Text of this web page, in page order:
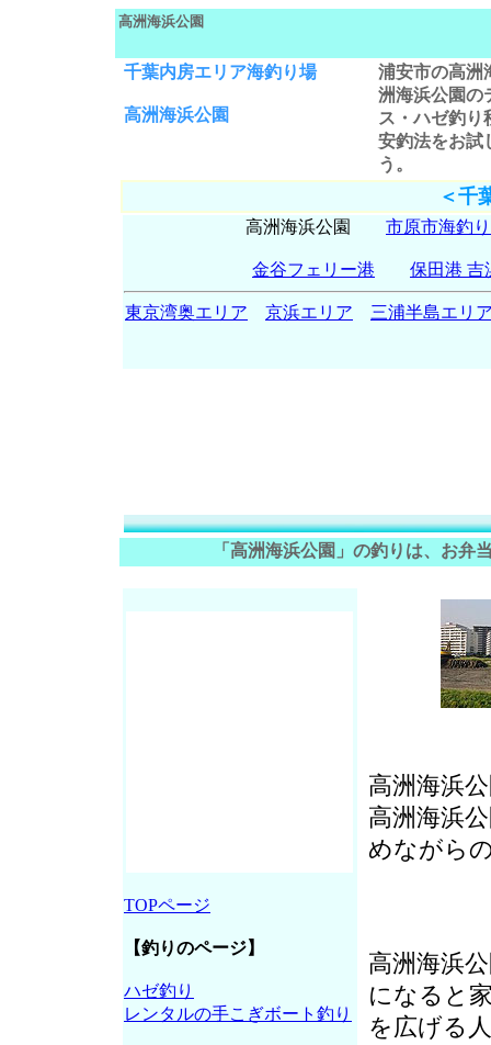
高洲海浜公園
千葉内房エリア海釣り場
高洲海浜公園
浦安市の高洲
洲海浜公園の
ス・ハゼ釣り
安釣法をお試
う。
＜千
高洲海浜公園 市原市海釣
金谷フェリー港 保田港 吉
東京湾奥エリア 京浜エリア 三浦半島エリ
「高洲海浜公園」の釣りは、お弁
高洲海浜
高洲海浜
めながら
高洲海浜
になると
を広げる
TOPページ
【釣りのページ】
ハゼ釣り
レンタルの手こぎボート釣り